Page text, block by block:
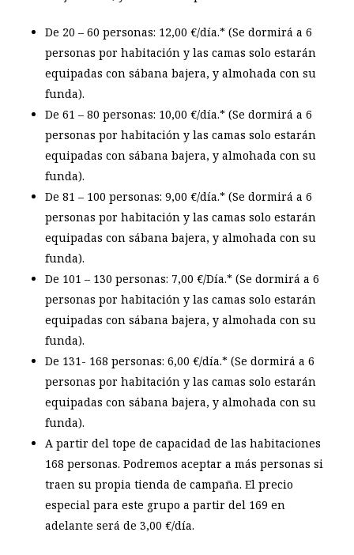
De 20 – 60 personas: 12,00 €/día.* (Se dormirá a 6
personas por habitación y las camas solo estarán
equipadas con sábana bajera, y almohada con su
funda).
De 61 – 80 personas: 10,00 €/día.* (Se dormirá a 6
personas por habitación y las camas solo estarán
equipadas con sábana bajera, y almohada con su
funda).
De 81 – 100 personas: 9,00 €/día.* (Se dormirá a 6
personas por habitación y las camas solo estarán
equipadas con sábana bajera, y almohada con su
funda).
De 101 – 130 personas: 7,00 €/Día.* (Se dormirá a 6
personas por habitación y las camas solo estarán
equipadas con sábana bajera, y almohada con su
funda).
De 131- 168 personas: 6,00 €/día.* (Se dormirá a 6
personas por habitación y las camas solo estarán
equipadas con sábana bajera, y almohada con su
funda).
A partir del tope de capacidad de las habitaciones
168 personas. Podremos aceptar a más personas si
traen su propia tienda de campaña. El precio
especial para este grupo a partir del 169 en
adelante será de 3,00 €/día.